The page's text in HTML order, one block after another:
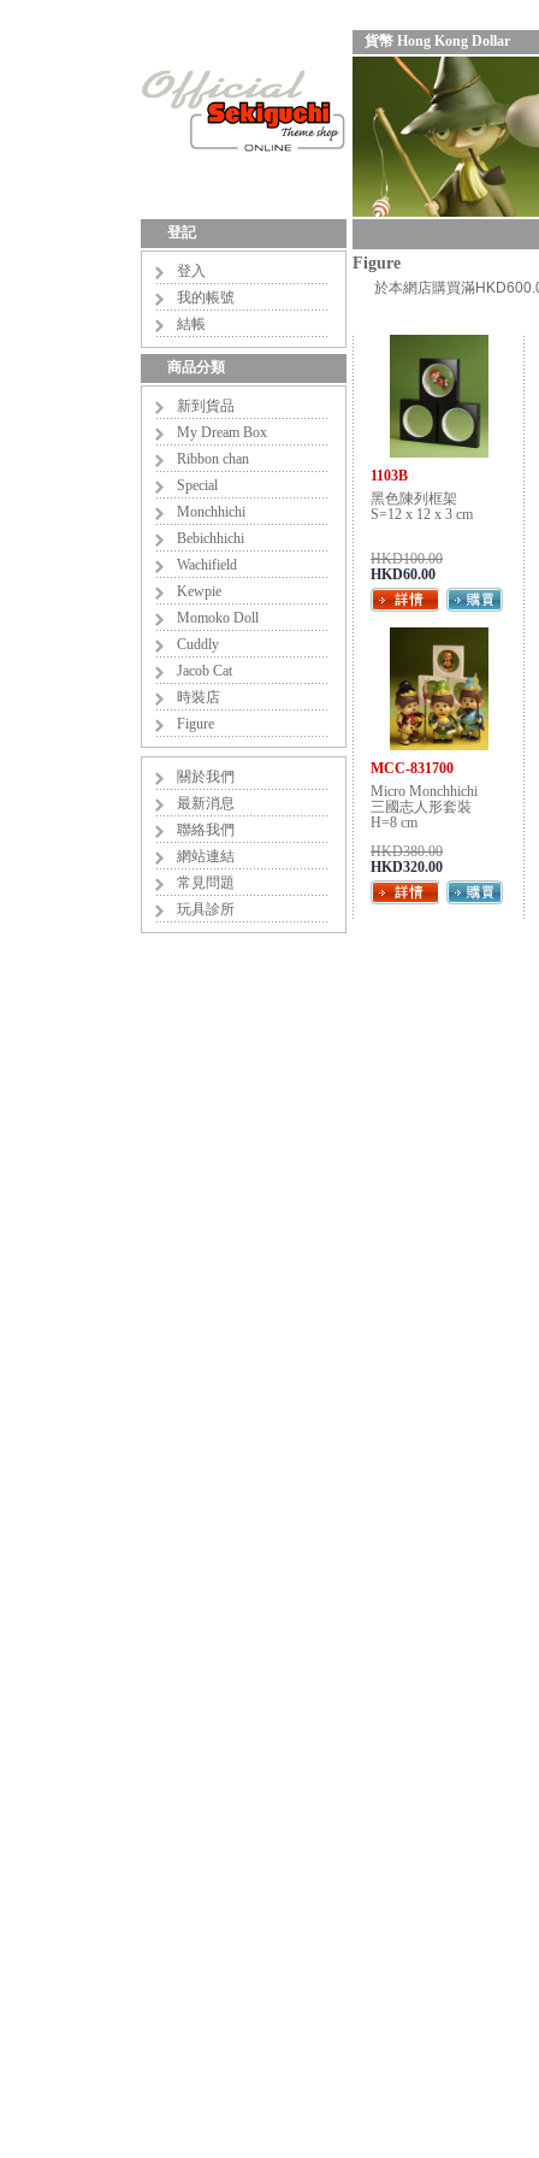
貨幣 Hong Kong Dollar
登記
登入
我的帳號
結帳
商品分類
新到貨品
My Dream Box
Ribbon chan
Special
Monchhichi
Bebichhichi
Wachifield
Kewpie
Momoko Doll
Cuddly
Jacob Cat
時裝店
Figure
關於我們
最新消息
聯絡我們
網站連結
常見問題
玩具診所
Figure
於本網店購買滿
1103B
黑色陳列框架
S=12 x 12 x 3 cm
HKD100.00
HKD60.00
MCC-831700
Micro Monchhichi
三國志人形套裝
H=8 cm
HKD380.00
HKD320.00